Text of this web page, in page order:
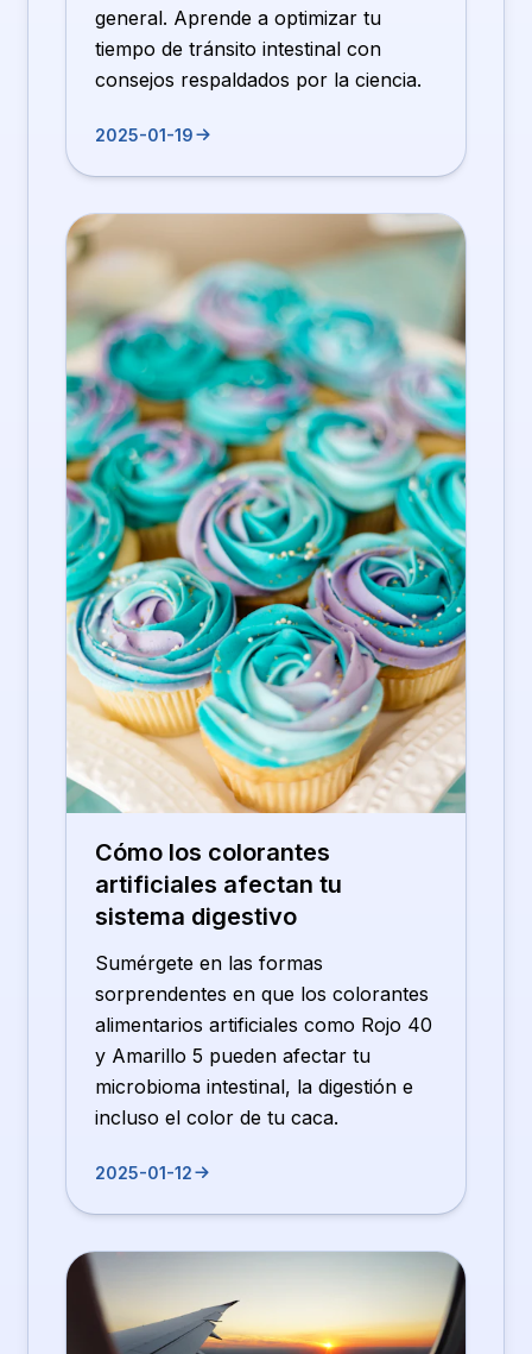
general. Aprende a optimizar tu
tiempo de tránsito intestinal con
consejos respaldados por la ciencia.
2025-01-19
Cómo los colorantes
artificiales afectan tu
sistema digestivo
Sumérgete en las formas
sorprendentes en que los colorantes
alimentarios artificiales como Rojo 40
y Amarillo 5 pueden afectar tu
microbioma intestinal, la digestión e
incluso el color de tu caca.
2025-01-12